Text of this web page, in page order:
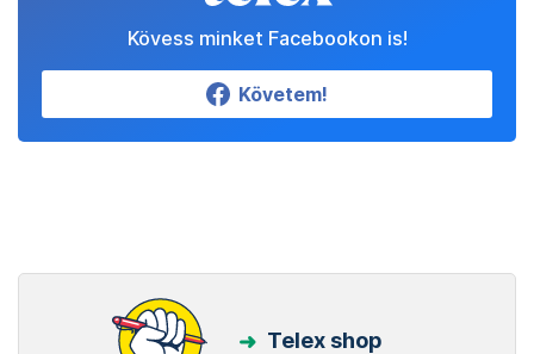
Kövess minket Facebookon is!
Követem!
Telex shop